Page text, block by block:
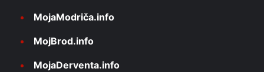
MojaModriča.info
MojBrod.info
MojaDerventa.info